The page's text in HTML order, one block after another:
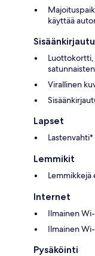
käyttää
Luottokortti,
Virallinen
Lapset
Lastenvahti*
Lemmikit
Lemmikkejä
Internet
Ilmainen
Ilmainen
Pysäköinti